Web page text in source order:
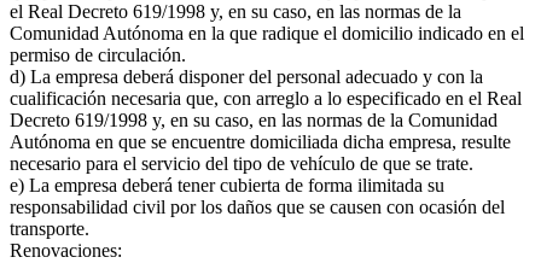
el Real Decreto 619/1998 y, en su caso, en las normas de la
Comunidad Autónoma en la que radique el domicilio indicado en el
permiso de circulación.
d) La empresa deberá disponer del personal adecuado y con la
cualificación necesaria que, con arreglo a lo especificado en el Real
Decreto 619/1998 y, en su caso, en las normas de la Comunidad
Autónoma en que se encuentre domiciliada dicha empresa, resulte
necesario para el servicio del tipo de vehículo de que se trate.
e) La empresa deberá tener cubierta de forma ilimitada su
responsabilidad civil por los daños que se causen con ocasión del
transporte.
Renovaciones: